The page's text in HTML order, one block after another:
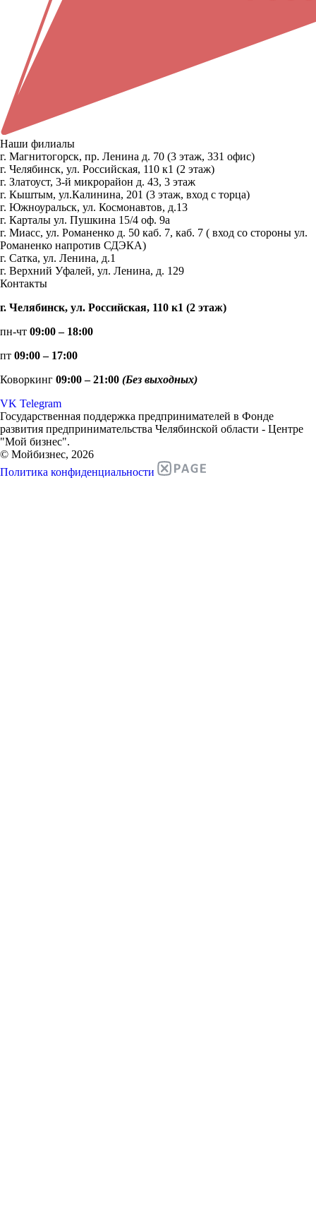
Наши филиалы
г. Магнитогорск, пр. Ленина д. 70 (3 этаж, 331 офис)
г. Челябинск, ул. Российская, 110 к1 (2 этаж)
г. Златоуст, 3-й микрорайон д. 43, 3 этаж
г. Кыштым, ул.Калинина, 201 (3 этаж, вход с торца)
г. Южноуральск, ул. Космонавтов, д.13
г. Карталы ул. Пушкина 15/4 оф. 9а
г. Миасс, ул. Романенко д. 50 каб. 7, каб. 7 ( вход со стороны ул.
Романенко напротив СДЭКА)
г. Сатка, ул. Ленина, д.1
г. Верхний Уфалей, ул. Ленина, д. 129
Контакты
г. Челябинск, ул. Российская, 110 к1 (2 этаж)
пн-чт 09:00 – 18:00
пт 09:00 – 17:00
Коворкинг 09:00 – 21:00 (Без выходных)
VK Telegram
Государственная поддержка предпринимателей в Фонде
развития предпринимательства Челябинской области - Центре
"Мой бизнес".
© Мойбизнес, 2026
Политика конфиденциальности